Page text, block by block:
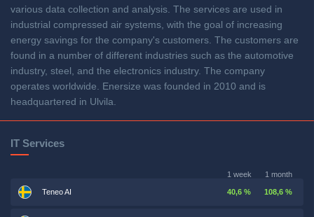
various data collection and analysis. The services are used in
industrial compressed air systems, with the goal of increasing
energy savings for the company's customers. The customers are
found in a number of different industries such as the automotive
industry, steel, and the electronics industry. The company
operates worldwide. Enersize was founded in 2010 and is
headquartered in Ulvila.
IT Services
1 week 1 month
Teneo AI 40,6 % 108,6 %